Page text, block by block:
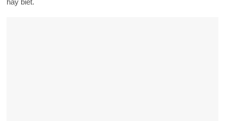
hay biết.